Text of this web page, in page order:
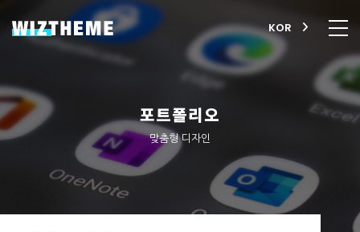
KOR
포트폴리오
맞춤형 디자인